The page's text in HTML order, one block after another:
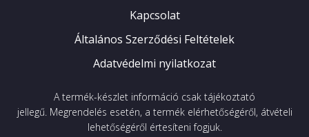
Kapcsolat
Általános Szerződési Feltételek
Adatvédelmi nyilatkozat
A termék-készlet információ csak tájékoztató
jellegű. Megrendelés esetén, a termék elérhetőségéről, átvételi
lehetőségéről értesíteni fogjuk.